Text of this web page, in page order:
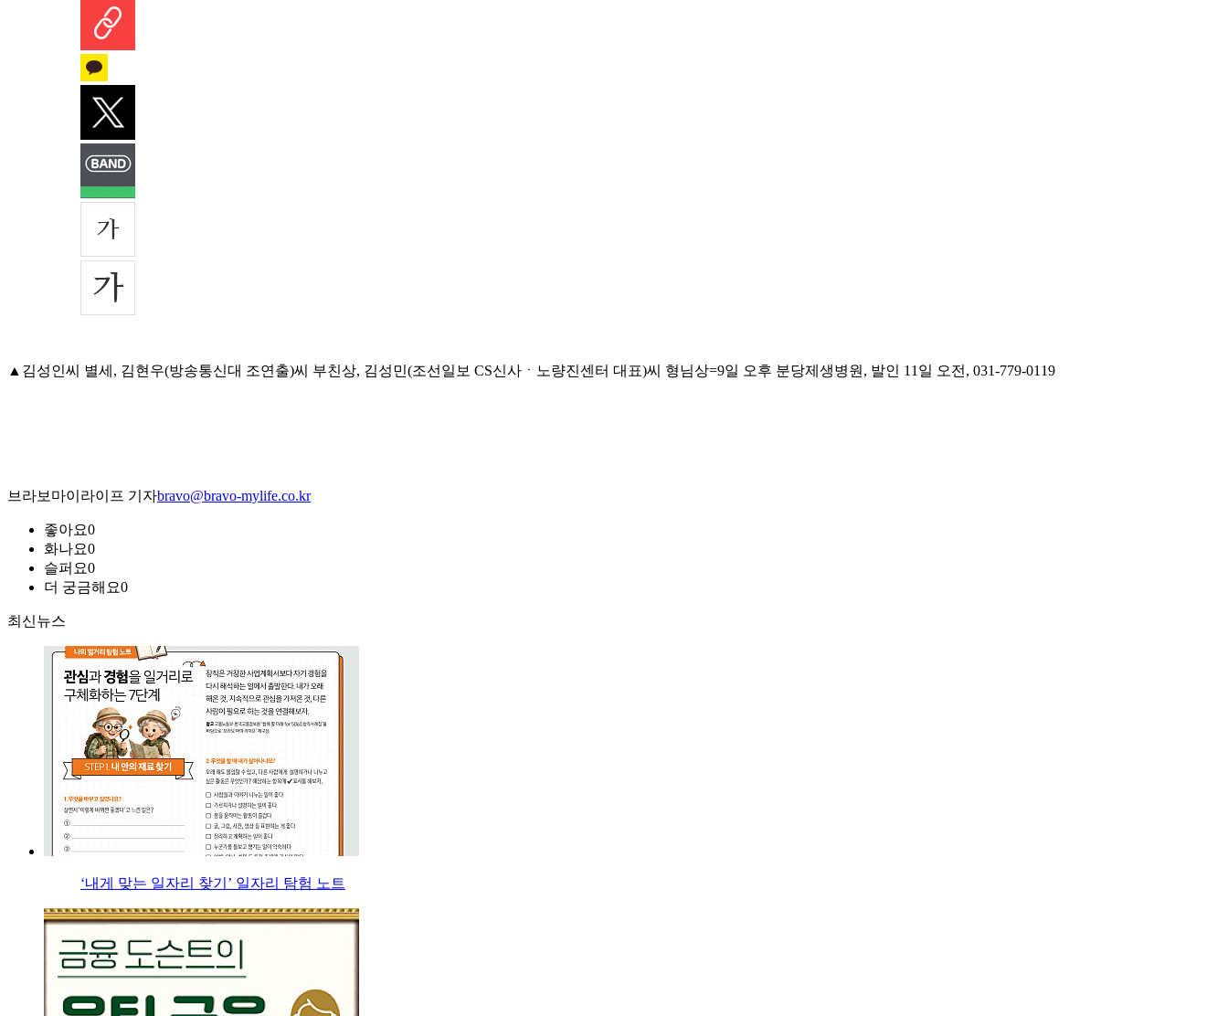
▲김성인씨 별세, 김현우(방송통신대 조연출)씨 부친상, 김성민(조선일보 CS신사ㆍ노량진센터 대표)씨 형님상=9일 오후 분당제생병원, 발인 11일 오전, 031-779-0119
브라보마이라이프 기자bravo@bravo-mylife.co.kr
좋아요0
화나요0
슬퍼요0
더 궁금해요0
최신뉴스
‘내게 맞는 일자리 찾기’ 일자리 탐험 노트